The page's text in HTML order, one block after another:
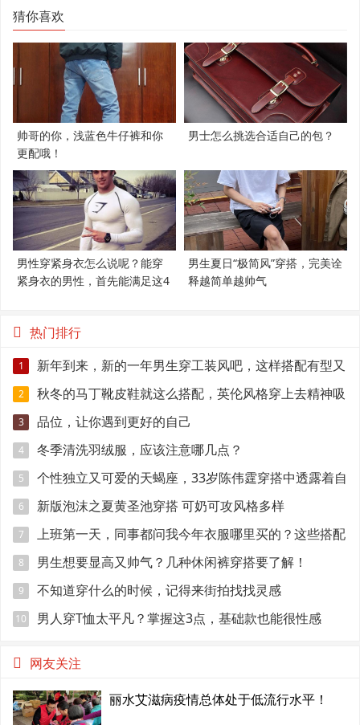
猜你喜欢
帅哥的你，浅蓝色牛仔裤和你
更配哦！
男士怎么挑选合适自己的包？
男性穿紧身衣怎么说呢？能穿
紧身衣的男性，首先能满足这4
男生夏日“极简风”穿搭，完美诠
释越简单越帅气
热门排行
1
新年到来，新的一年男生穿工装风吧，这样搭配有型又
保暖帅气
2
秋冬的马丁靴皮鞋就这么搭配，英伦风格穿上去精神吸
引眼球
3 品位，让你遇到更好的自己
4 冬季清洗羽绒服，应该注意哪几点？
5
个性独立又可爱的天蝎座，33岁陈伟霆穿搭中透露着自
己的独特
6 新版泡沫之夏黄圣池穿搭 可奶可攻风格多样
7
上班第一天，同事都问我今年衣服哪里买的？这些搭配
回头率超级高
8 男生想要显高又帅气？几种休闲裤穿搭要了解！
9 不知道穿什么的时候，记得来街拍找找灵感
10 男人穿T恤太平凡？掌握这3点，基础款也能很性感
网友关注
丽水艾滋病疫情总体处于低流行水平！